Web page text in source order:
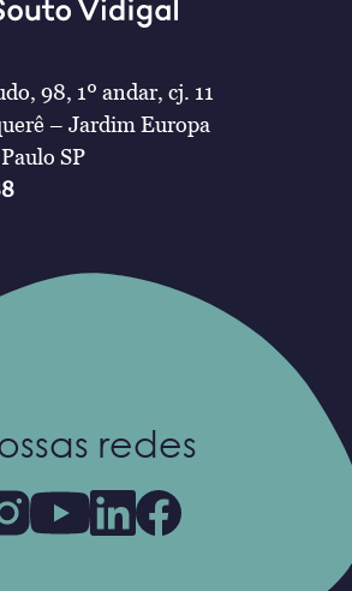
98, 1º andar, cj. 11
– Jardim Europa
SP
redes